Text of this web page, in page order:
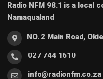
Radio NFM 98.1 is a local
Namaqualand
NO. 2 Main Road,
027 744 1610
info@radionfm.co.za